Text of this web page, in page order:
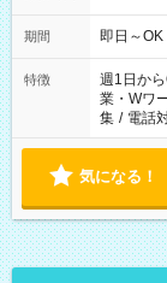
期間 即日～
特徴 週1日か
業・Wワ
集 / 電話
気になる！